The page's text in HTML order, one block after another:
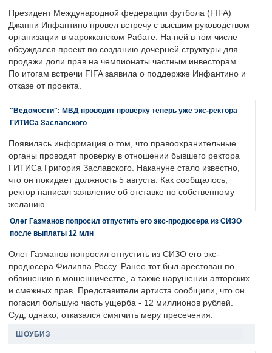
Президент Международной федерации футбола (FIFA)
Джанни Инфантино провел встречу с высшим руководством
организации в марокканском Рабате. На ней в том числе
обсуждался проект по созданию дочерней структуры для
продажи доли прав на чемпионаты частным инвесторам.
По итогам встречи FIFA заявила о поддержке Инфантино и
отказе от проекта.
"Ведомости": МВД проводит проверку теперь уже экс-ректора
ГИТИСа Заславского
Появилась информация о том, что правоохранительные
органы проводят проверку в отношении бывшего ректора
ГИТИСа Григория Заславского. Накануне стало известно,
что он покидает должность 5 августа. Как сообщалось,
ректор написал заявление об отставке по собственному
желанию.
Олег Газманов попросил отпустить его экс-продюсера из СИЗО
после выплаты 12 млн
Олег Газманов попросил отпустить из СИЗО его экс-
продюсера Филиппа Россу. Ранее тот был арестован по
обвинению в мошенничестве, а также нарушении авторских
и смежных прав. Представители артиста сообщили, что он
погасил большую часть ущерба - 12 миллионов рублей.
Суд, однако, отказался смягчить меру пресечения.
ШОУБИЗ